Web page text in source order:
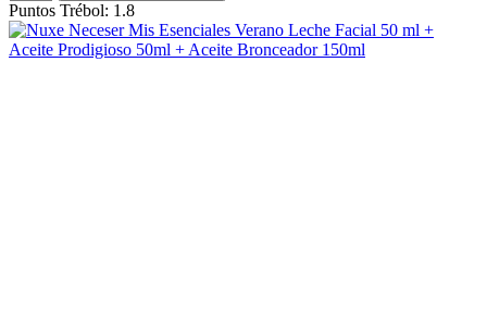
Puntos Trébol: 1.8